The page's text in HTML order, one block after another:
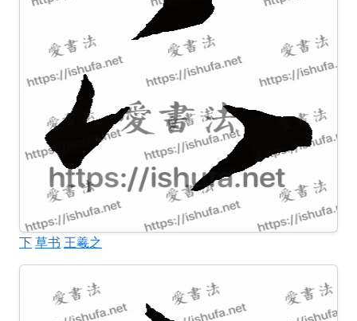
下草书 王羲之